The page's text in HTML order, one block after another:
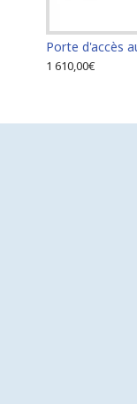
1 610,00€